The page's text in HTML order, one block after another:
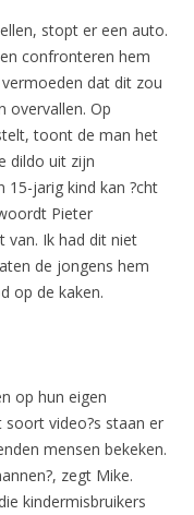
stopt er een auto.
confronteren hem
dat dit zou
overvallen. Op
toont de man het
dildo uit zijn
15-jarig kind kan ?cht
Pieter
van. Ik had dit niet
de jongens hem
op de kaken.
op hun eigen
soort video?s staan er
mensen bekeken.
zegt Mike.
kindermisbruikers